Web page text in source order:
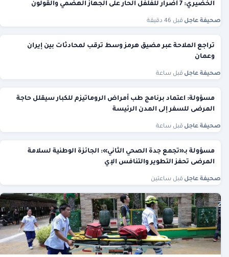
الخضيري: 7 أضرار للفلفل الحار على الجهاز الهضمي والقولون
صحيفة عاجل قبل 46 دقيقة
تراجع الملاحة عبر مضيق هرمز وسط ترقب لمحادثات بين إيران
وعمان
صحيفة عاجل قبل ساعة
مسؤولة: اعتماد برنامج طب أمراض الروماتيزم للكبار سيقلل حاجة
المرضى للسفر إلى المدن الرئيسة
صحيفة عاجل قبل ساعة
مسؤولة بـ«تجمع جدة الصحي الثاني»: الجائزة الوطنية لسلامة
المرضى تحفز التطوير والتنافس الإي
صحيفة عاجل قبل ساعتين